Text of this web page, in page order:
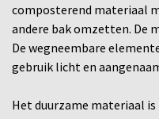
composterend materiaal
andere bak omzetten. De
De wegneembare
gebruik licht en
Het duurzame materiaal